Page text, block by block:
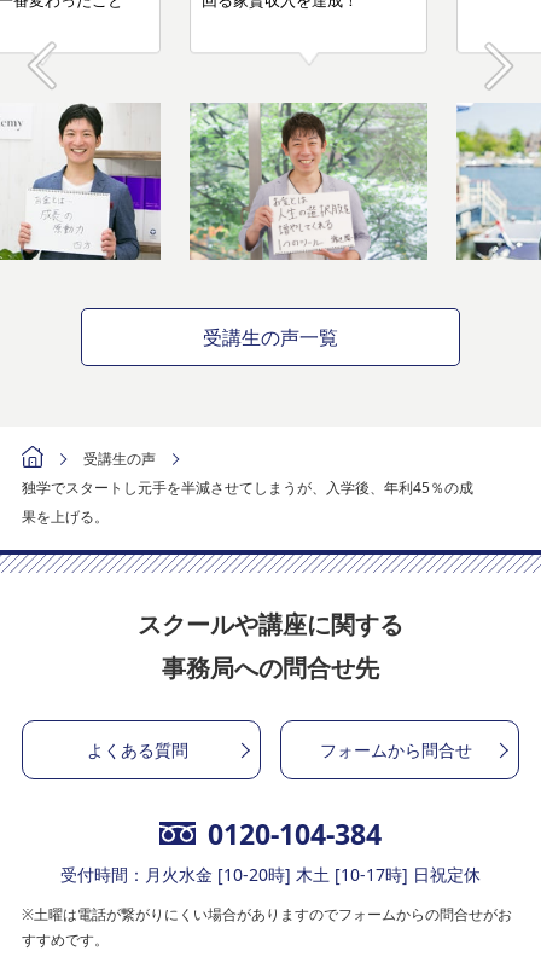
Prev Next
受講生の声一覧
受講生の声
独学でスタートし元手を半減させてしまうが、入学後、年利45％の成
果を上げる。
スクールや講座に関する
事務局への問合せ先
よくある質問 フォームから問合せ
0120-104-384
受付時間：月火水金 [10-20時] 木土 [10-17時] 日祝定休
※土曜は電話が繋がりにくい場合がありますのでフォームからの問合せがお
すすめです。